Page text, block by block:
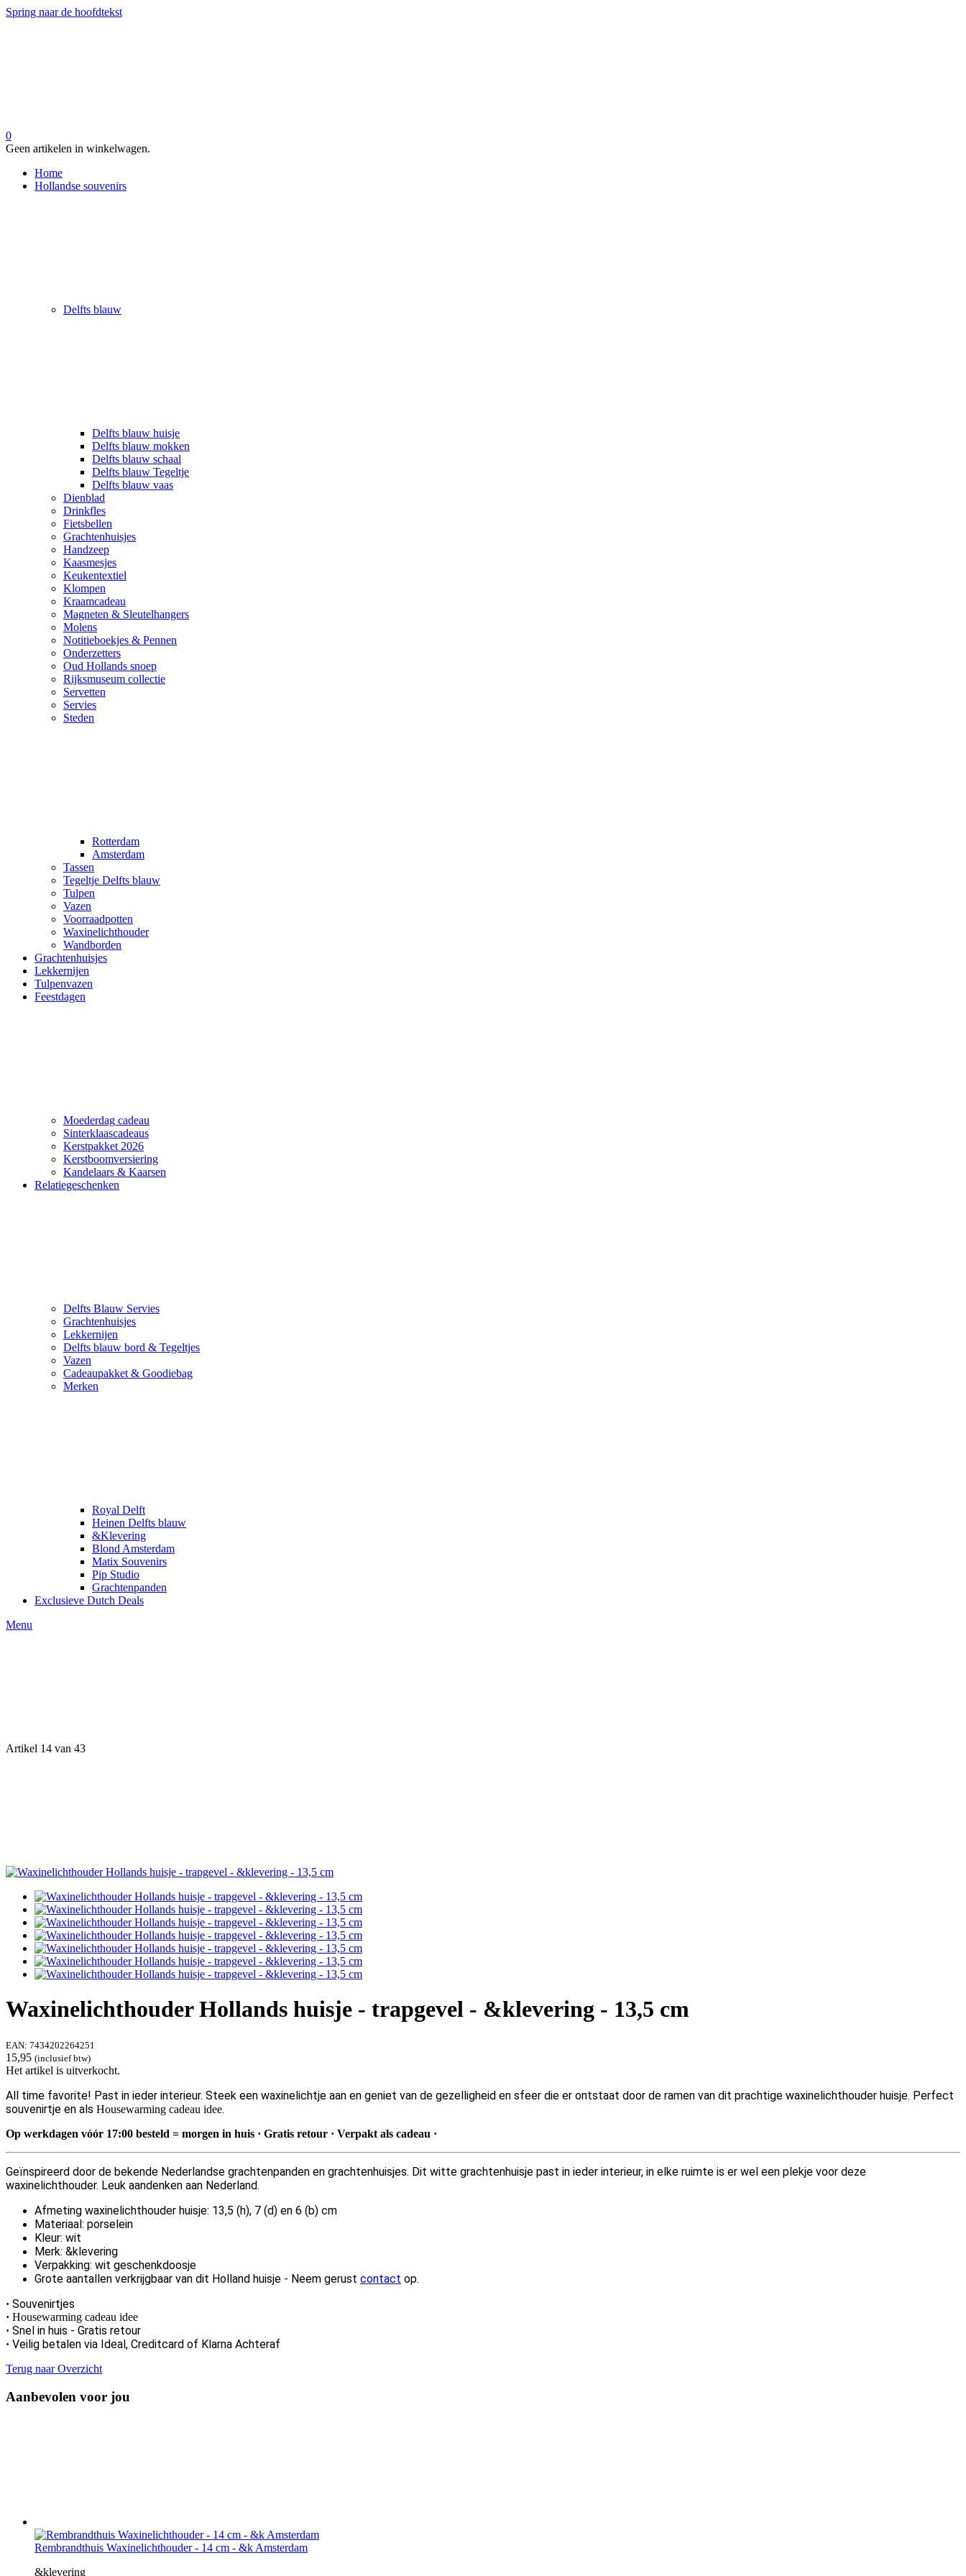
Spring naar de hoofdtekst
0
Geen artikelen in winkelwagen.
Home
Hollandse souvenirs
Delfts blauw
Delfts blauw huisje
Delfts blauw mokken
Delfts blauw schaal
Delfts blauw Tegeltje
Delfts blauw vaas
Dienblad
Drinkfles
Fietsbellen
Grachtenhuisjes
Handzeep
Kaasmesjes
Keukentextiel
Klompen
Kraamcadeau
Magneten & Sleutelhangers
Molens
Notitieboekjes & Pennen
Onderzetters
Oud Hollands snoep
Rijksmuseum collectie
Servetten
Servies
Steden
Rotterdam
Amsterdam
Tassen
Tegeltje Delfts blauw
Tulpen
Vazen
Voorraadpotten
Waxinelichthouder
Wandborden
Grachtenhuisjes
Lekkernijen
Tulpenvazen
Feestdagen
Moederdag cadeau
Sinterklaascadeaus
Kerstpakket 2026
Kerstboomversiering
Kandelaars & Kaarsen
Relatiegeschenken
Delfts Blauw Servies
Grachtenhuisjes
Lekkernijen
Delfts blauw bord & Tegeltjes
Vazen
Cadeaupakket & Goodiebag
Merken
Royal Delft
Heinen Delfts blauw
&Klevering
Blond Amsterdam
Matix Souvenirs
Pip Studio
Grachtenpanden
Exclusieve Dutch Deals
Menu
Artikel 14 van 43
Waxinelichthouder Hollands huisje - trapgevel - &klevering - 13,5 cm
EAN: 7434202264251
15,95 (inclusief btw)
Het artikel is uitverkocht.
All time favorite! Past in ieder interieur. Steek een waxinelichtje aan en geniet van de gezelligheid en sfeer die er ontstaat door de ramen van dit prachtige waxinelichthouder huisje. Perfect
souvenirtje en als Housewarming cadeau idee.
Op werkdagen vóór 17:00 besteld = morgen in huis · Gratis retour · Verpakt als cadeau ·
Geïnspireerd door de bekende Nederlandse grachtenpanden en grachtenhuisjes. Dit witte grachtenhuisje past in ieder interieur, in elke ruimte is er wel een plekje voor deze
waxinelichthouder. Leuk aandenken aan Nederland.
Afmeting waxinelichthouder huisje: 13,5 (h), 7 (d) en 6 (b) cm
Materiaal: porselein
Kleur: wit
Merk: &klevering
Verpakking: wit geschenkdoosje
Grote aantallen verkrijgbaar van dit Holland huisje - Neem gerust contact op.
· Souvenirtjes
· Housewarming cadeau idee
· Snel in huis - Gratis retour
· Veilig betalen via Ideal, Creditcard of Klarna Achteraf
Terug naar Overzicht
Aanbevolen voor jou
Rembrandthuis Waxinelichthouder - 14 cm - &k Amsterdam
&klevering